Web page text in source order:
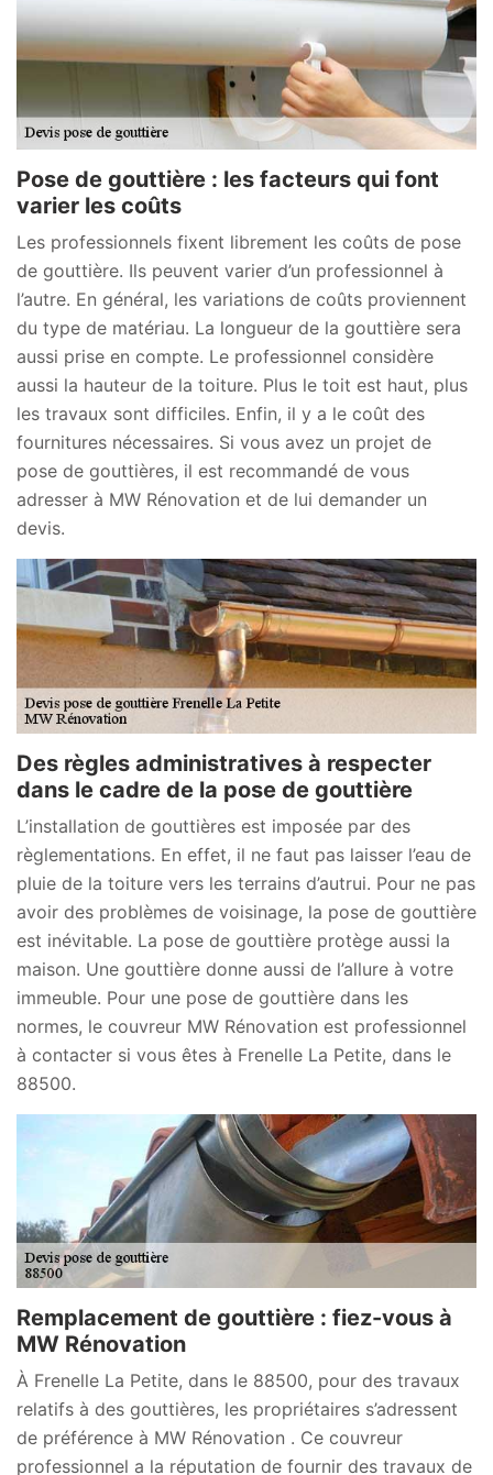
Pose de gouttière : les facteurs qui font
varier les coûts
Les professionnels fixent librement les coûts de pose
de gouttière. Ils peuvent varier d’un professionnel à
l’autre. En général, les variations de coûts proviennent
du type de matériau. La longueur de la gouttière sera
aussi prise en compte. Le professionnel considère
aussi la hauteur de la toiture. Plus le toit est haut, plus
les travaux sont difficiles. Enfin, il y a le coût des
fournitures nécessaires. Si vous avez un projet de
pose de gouttières, il est recommandé de vous
adresser à MW Rénovation et de lui demander un
devis.
Des règles administratives à respecter
dans le cadre de la pose de gouttière
L’installation de gouttières est imposée par des
règlementations. En effet, il ne faut pas laisser l’eau de
pluie de la toiture vers les terrains d’autrui. Pour ne pas
avoir des problèmes de voisinage, la pose de gouttière
est inévitable. La pose de gouttière protège aussi la
maison. Une gouttière donne aussi de l’allure à votre
immeuble. Pour une pose de gouttière dans les
normes, le couvreur MW Rénovation est professionnel
à contacter si vous êtes à Frenelle La Petite, dans le
88500.
Remplacement de gouttière : fiez-vous à
MW Rénovation
À Frenelle La Petite, dans le 88500, pour des travaux
relatifs à des gouttières, les propriétaires s’adressent
de préférence à MW Rénovation . Ce couvreur
professionnel a la réputation de fournir des travaux de